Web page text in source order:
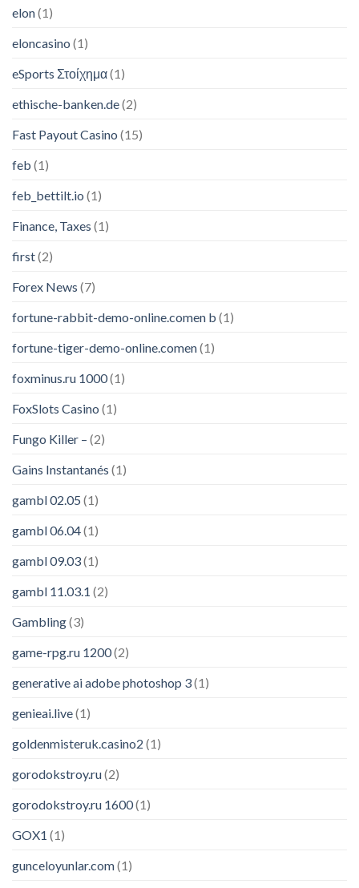
elon(1)
eloncasino (1)
eSports Στοίχημα(1)
ethische-banken.de(2)
Fast Payout Casino (15)
feb (1)
feb_bettilt.io (1)
Finance, Taxes (1)
first(2)
Forex News (7)
fortune-rabbit-demo-online.comen b (1)
fortune-tiger-demo-online.comen(1)
foxminus.ru 1000(1)
FoxSlots Casino (1)
Fungo Killer – (2)
Gains Instantanés (1)
gambl 02.05 (1)
gambl 06.04(1)
gambl 09.03(1)
gambl 11.03.1 (2)
Gambling(3)
game-rpg.ru 1200(2)
generative ai adobe photoshop 3(1)
genieai.live(1)
goldenmisteruk.casino2 (1)
gorodokstroy.ru(2)
gorodokstroy.ru 1600(1)
GOX1 (1)
gunceloyunlar.com(1)